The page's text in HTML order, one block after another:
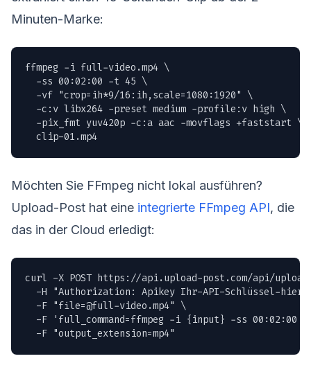
Minuten-Marke:
ffmpeg -i full-video.mp4 \
  -ss 00:02:00 -t 45 \
  -vf "crop=ih*9/16:ih,scale=1080:1920" \
  -c:v libx264 -preset medium -profile:v high \
  -pix_fmt yuv420p -c:a aac -movflags +faststart \
  clip-01.mp4
Möchten Sie FFmpeg nicht lokal ausführen?
Upload-Post hat eine integrierte FFmpeg API, die
das in der Cloud erledigt:
curl -X POST https://api.upload-post.com/api/
-H "Authorization: Apikey Ihr-API-Schlüssel-hier"
  -F "
file=@full-video.mp4" \
-F 'full_command=ffmpeg -i {input} -ss 00:02:00
  -F "output_extension=mp4"